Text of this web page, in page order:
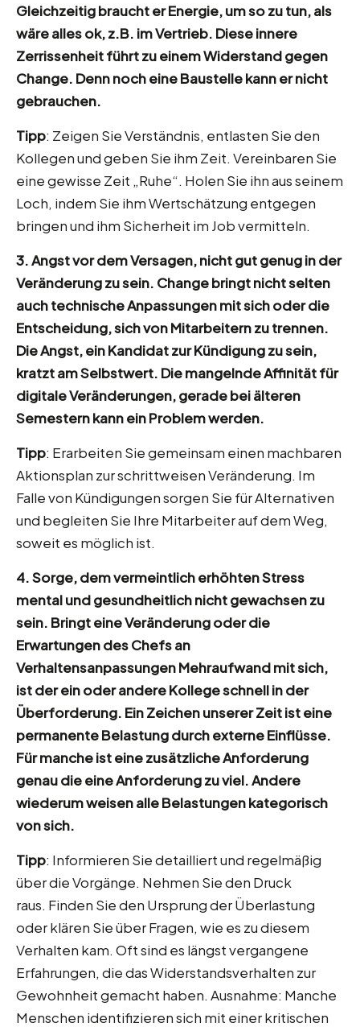
Gleichzeitig braucht er Energie, um so zu tun, als
wäre alles ok, z.B. im Vertrieb. Diese innere
Zerrissenheit führt zu einem Widerstand gegen
Change. Denn noch eine Baustelle kann er nicht
gebrauchen.
Tipp: Zeigen Sie Verständnis, entlasten Sie den
Kollegen und geben Sie ihm Zeit. Vereinbaren Sie
eine gewisse Zeit „Ruhe“. Holen Sie ihn aus seinem
Loch, indem Sie ihm Wertschätzung entgegen
bringen und ihm Sicherheit im Job vermitteln.
3. Angst vor dem Versagen, nicht gut genug in der
Veränderung zu sein. Change bringt nicht selten
auch technische Anpassungen mit sich oder die
Entscheidung, sich von Mitarbeitern zu trennen.
Die Angst, ein Kandidat zur Kündigung zu sein,
kratzt am Selbstwert. Die mangelnde Affinität für
digitale Veränderungen, gerade bei älteren
Semestern kann ein Problem werden.
Tipp: Erarbeiten Sie gemeinsam einen machbaren
Aktionsplan zur schrittweisen Veränderung. Im
Falle von Kündigungen sorgen Sie für Alternativen
und begleiten Sie Ihre Mitarbeiter auf dem Weg,
soweit es möglich ist.
4. Sorge, dem vermeintlich erhöhten Stress
mental und gesundheitlich nicht gewachsen zu
sein. Bringt eine Veränderung oder die
Erwartungen des Chefs an
Verhaltensanpassungen Mehraufwand mit sich,
ist der ein oder andere Kollege schnell in der
Überforderung. Ein Zeichen unserer Zeit ist eine
permanente Belastung durch externe Einflüsse.
Für manche ist eine zusätzliche Anforderung
genau die eine Anforderung zu viel. Andere
wiederum weisen alle Belastungen kategorisch
von sich.
Tipp: Informieren Sie detailliert und regelmäßig
über die Vorgänge. Nehmen Sie den Druck
raus. Finden Sie den Ursprung der Überlastung
oder klären Sie über Fragen, wie es zu diesem
Verhalten kam. Oft sind es längst vergangene
Erfahrungen, die das Widerstandsverhalten zur
Gewohnheit gemacht haben. Ausnahme: Manche
Menschen identifizieren sich mit einer kritischen